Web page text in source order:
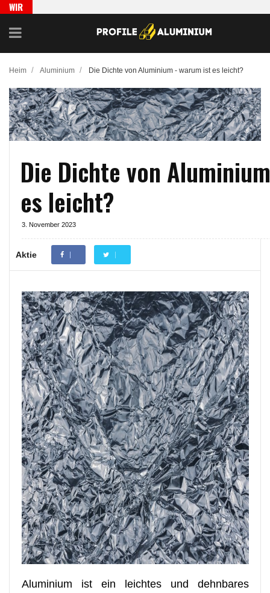
WIR
LEN
Heim / Aluminium / Die Dichte von Aluminium - warum ist es leicht?
Die Dichte von
es leicht?
3. November 2023
Aktie
Aluminium ist ein leichtes und dehnbares